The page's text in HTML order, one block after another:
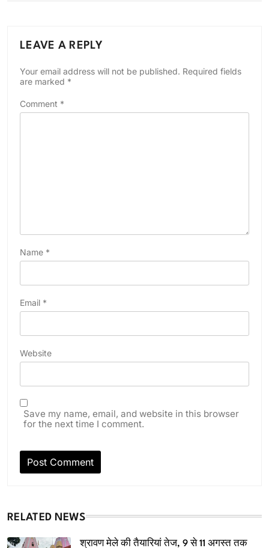
LEAVE A REPLY
Your email address will not be published. Required fields
are marked *
Comment *
Name *
Email *
Website
Save my name, email, and website in this browser
for the next time I comment.
RELATED NEWS
श्रावण मेले की तैयारियां तेज, 9 से 11 अगस्त तक